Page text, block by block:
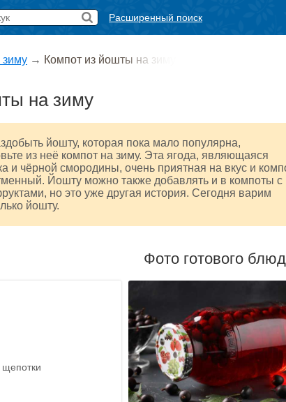
Расширенный поиск
→ Компот из йошты на зиму
на зиму
йошту, которая пока мало популярна,
из неё компот на зиму. Эта ягода, являющаяся
и чёрной смородины, очень приятная на вкус и
Йошту можно также добавлять и в компоты с
но это уже другая история. Сегодня варим
йошту.
Фото готового